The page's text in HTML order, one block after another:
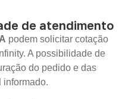
de atendimento
podem solicitar cotação
A possibilidade de
do pedido e das
informado.